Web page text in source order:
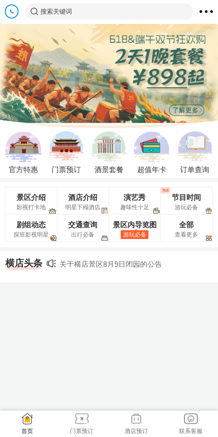
搜索关键词
官方特惠 门票预订 酒景套餐 超值年卡 订单查询
景区介绍
影视打卡地
酒店介绍
明星下榻酒店
演艺秀
趣味性十足
hot
节目时间
游玩必备
剧组动态
探班影视明星
交通查询
出行必备
景区内导览图
游玩必备
全部
查看更多
横店头条
关于横店景区8月9日闭园的公告
首页 门票预订 酒店预订 联系客服